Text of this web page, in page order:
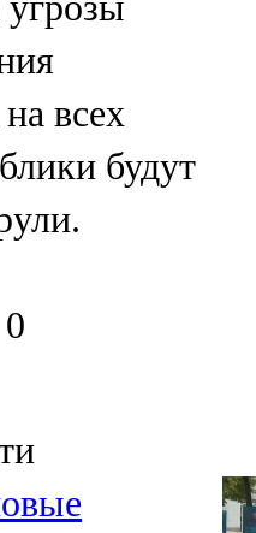
всех
будут
0